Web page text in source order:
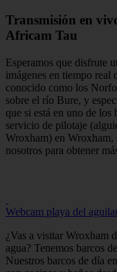
Transmisión en
Africam Tau
Esperamos que disfrute
imágenes en tiempo real
conocido como los
sobre el río Bure, y
que si está en uno de
servicio de pilotaje
Wroxham) en Wroxham,
nosotros para obtener
Webcam playa del
¿Vas a visitar Wroxham
agua? Tenemos barcos
Nuestros barcos de día